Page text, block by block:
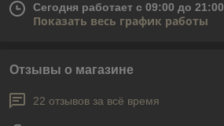
Сегодня работает с 09:00 до 21:00
Показать весь график работы
Отзывы о магазине
22 отзывов за всё время